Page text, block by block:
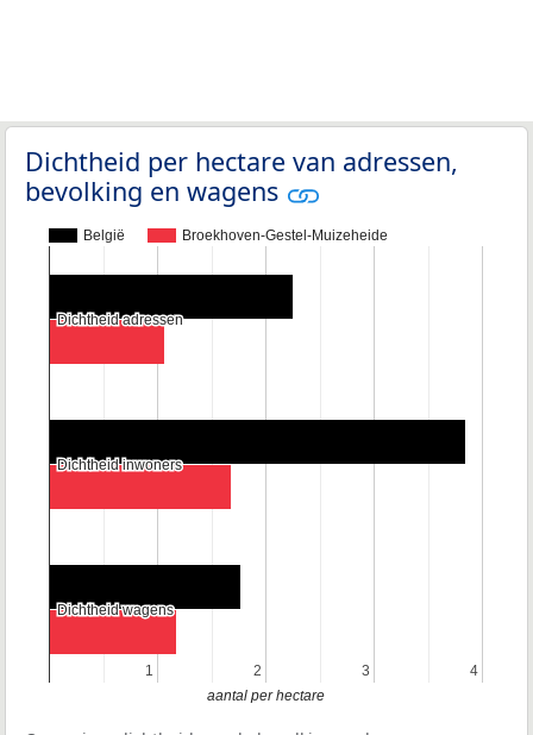
Dichtheid per hectare van adressen,
bevolking en wagens
België Broekhoven-Gestel-Muizeheide
1
1 2
2 3
3 4
4
Dichtheid adressen
Dichtheid adressen
Dichtheid inwoners
Dichtheid inwoners
Dichtheid wagens
Dichtheid wagens
aantal per hectare